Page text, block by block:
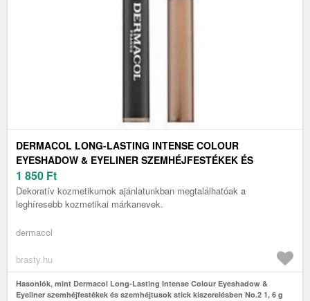
DERMACOL LONG-LASTING INTENSE COLOUR
EYESHADOW & EYELINER SZEMHÉJFESTÉKEK ÉS
SZEMHÉJTUSOK STICK KISZERELÉSBEN NO.2 1, 6 G
1 850 Ft
Dekoratív kozmetikumok ajánlatunkban megtalálhatóak a
leghíresebb kozmetikai márkanevek.
dermacol
brasty.hu
Hasonlók, mint Dermacol Long-Lasting Intense Colour Eyeshadow &
Eyeliner szemhéjfestékek és szemhéjtusok stick kiszerelésben No.2 1, 6 g